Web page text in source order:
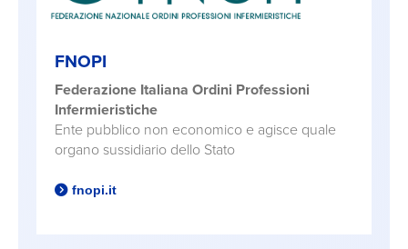
FNOPI
Federazione Italiana Ordini Professioni
Infermieristiche
Ente pubblico non economico e agisce quale
organo sussidiario dello Stato
fnopi.it